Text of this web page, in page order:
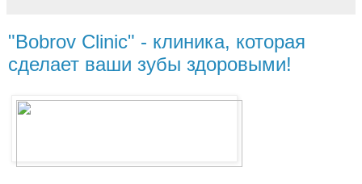
"Bobrov Clinic" - клиника, которая
сделает ваши зубы здоровыми!